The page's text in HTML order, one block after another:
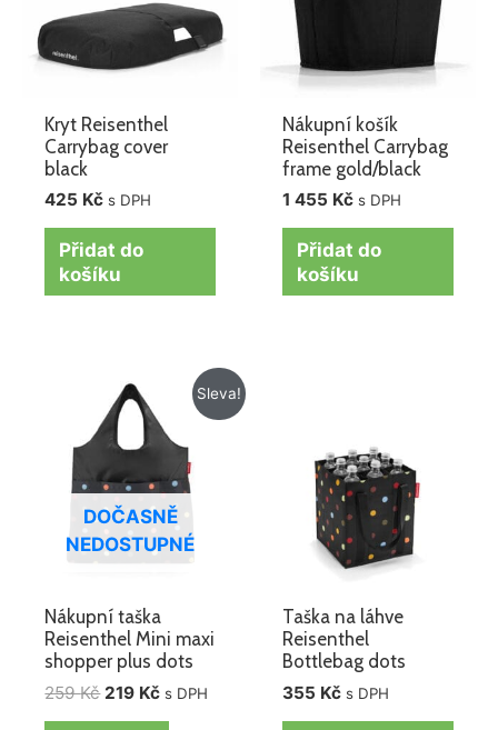
Kryt Reisenthel
Carrybag cover
black
425 Kč s DPH
Přidat do
košíku
Nákupní košík
Reisenthel Carrybag
frame gold/black
1 455 Kč s DPH
Přidat do
košíku
Sleva!
DOČASNĚ
NEDOSTUPNÉ
Nákupní taška
Reisenthel Mini maxi
shopper plus dots
259Kč
Původní
cena
byla:
259 Kč.
219 Kč
Aktuální
cena
je:
219 Kč.
s DPH
Taška na láhve
Reisenthel
Bottlebag dots
355 Kč s DPH